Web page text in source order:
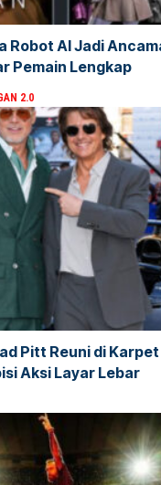
Robot AI Jadi
Pemain Lengkap
2.0
Pitt Reuni di Karpet
Aksi Layar Lebar